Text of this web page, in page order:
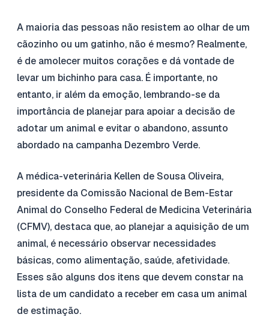
A maioria das pessoas não resistem ao olhar de um
cãozinho ou um gatinho, não é mesmo? Realmente,
é de amolecer muitos corações e dá vontade de
levar um bichinho para casa. É importante, no
entanto, ir além da emoção, lembrando-se da
importância de planejar para apoiar a decisão de
adotar um animal e evitar o abandono, assunto
abordado na campanha Dezembro Verde.
A médica-veterinária Kellen de Sousa Oliveira,
presidente da Comissão Nacional de Bem-Estar
Animal do Conselho Federal de Medicina Veterinária
(CFMV), destaca que, ao planejar a aquisição de um
animal, é necessário observar necessidades
básicas, como alimentação, saúde, afetividade.
Esses são alguns dos itens que devem constar na
lista de um candidato a receber em casa um animal
de estimação.